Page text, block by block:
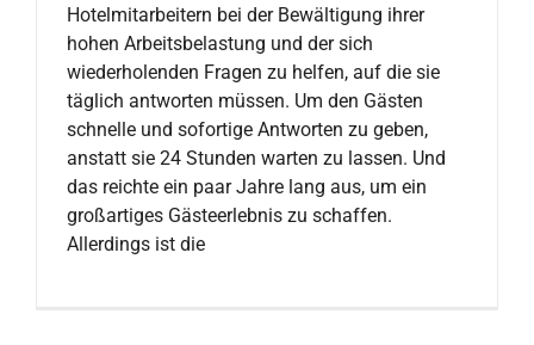
Hotelmitarbeitern bei der Bewältigung ihrer
hohen Arbeitsbelastung und der sich
wiederholenden Fragen zu helfen, auf die sie
täglich antworten müssen. Um den Gästen
schnelle und sofortige Antworten zu geben,
anstatt sie 24 Stunden warten zu lassen. Und
das reichte ein paar Jahre lang aus, um ein
großartiges Gästeerlebnis zu schaffen.
Allerdings ist die